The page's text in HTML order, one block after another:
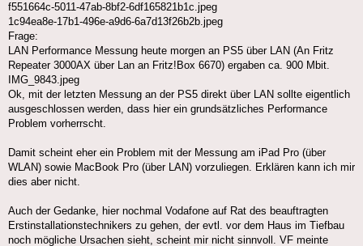
f551664c-5011-47ab-8bf2-6df165821b1c.jpeg
1c94ea8e-17b1-496e-a9d6-6a7d13f26b2b.jpeg
Frage:
LAN Performance Messung heute morgen an PS5 über LAN (An Fritz
Repeater 3000AX über Lan an Fritz!Box 6670) ergaben ca. 900 Mbit.
IMG_9843.jpeg
Ok, mit der letzten Messung an der PS5 direkt über LAN sollte eigentlich
ausgeschlossen werden, dass hier ein grundsätzliches Performance
Problem vorherrscht.
Damit scheint eher ein Problem mit der Messung am iPad Pro (über
WLAN) sowie MacBook Pro (über LAN) vorzuliegen. Erklären kann ich mir
dies aber nicht.
Auch der Gedanke, hier nochmal Vodafone auf Rat des beauftragten
Erstinstallationstechnikers zu gehen, der evtl. vor dem Haus im Tiefbau
noch mögliche Ursachen sieht, scheint mir nicht sinnvoll. VF meinte